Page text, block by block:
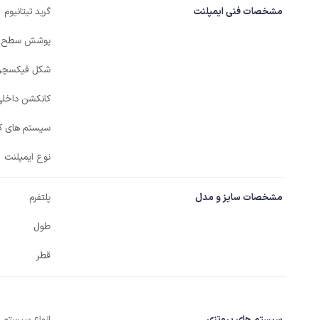
مشخصات فنی ایمپلنت گرید تیتانیوم
پوشش سطح
شکل
کانکشن
سیستم های
نوع ایمپلنت
مشخصات سایز و مدل پلتفرم
طول
قطر